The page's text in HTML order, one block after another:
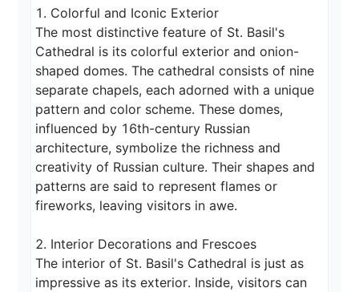
1. Colorful and Iconic Exterior
The most distinctive feature of St. Basil's
Cathedral is its colorful exterior and onion-
shaped domes. The cathedral consists of nine
separate chapels, each adorned with a unique
pattern and color scheme. These domes,
influenced by 16th-century Russian
architecture, symbolize the richness and
creativity of Russian culture. Their shapes and
patterns are said to represent flames or
fireworks, leaving visitors in awe.
2. Interior Decorations and Frescoes
The interior of St. Basil's Cathedral is just as
impressive as its exterior. Inside, visitors can